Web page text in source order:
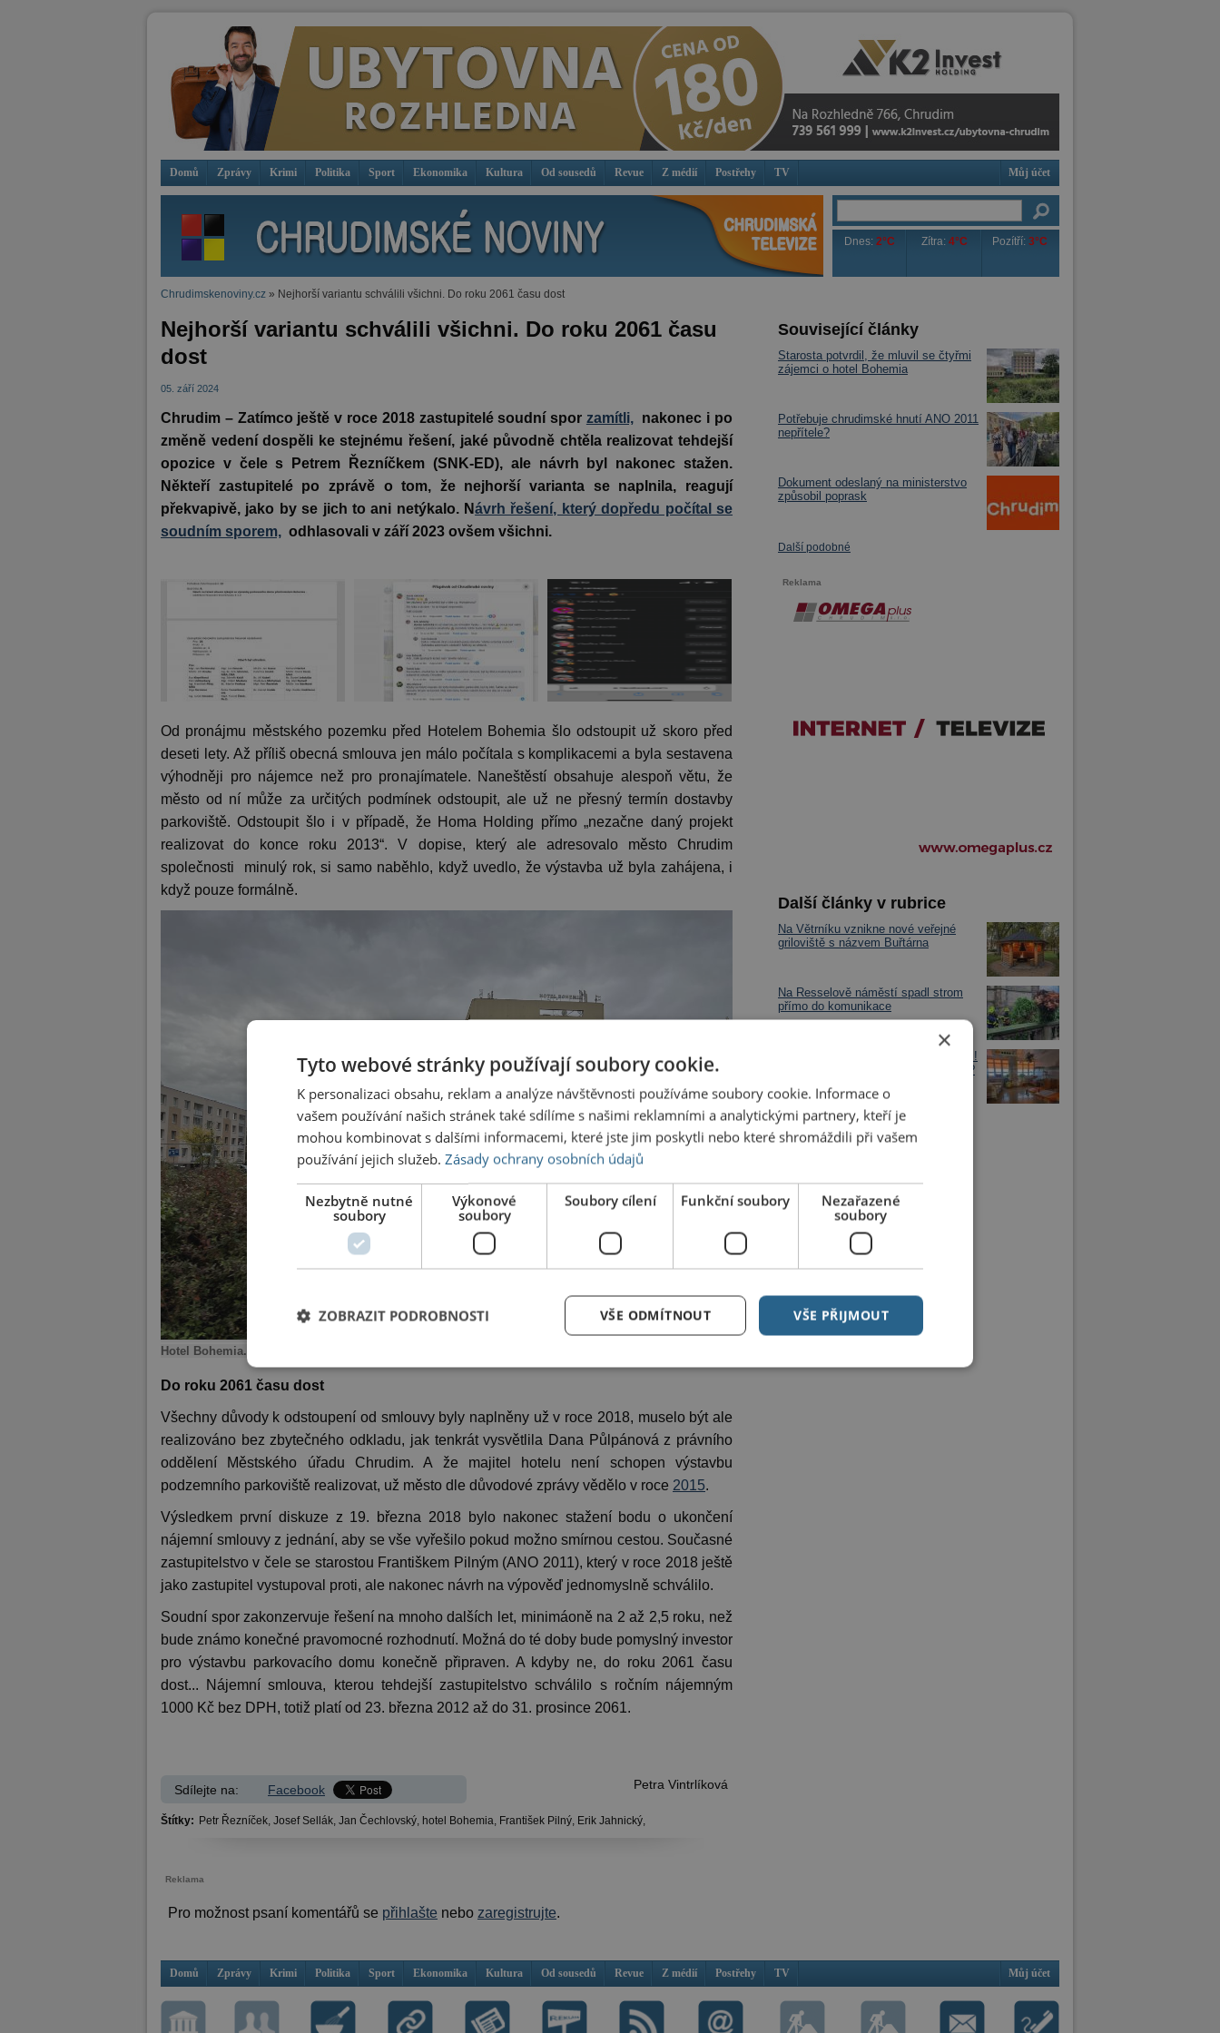
Domů Zprávy Krimi Politika Sport Ekonomika Kultura Od sousedů Revue Z médií Postřehy TV Můj účet
Dnes:2°C Zítra:4°C Pozítří: 3°C
Chrudimskenoviny.cz » Nejhorší variantu schválili všichni. Do roku 2061 času dost
Nejhorší variantu schválili všichni. Do roku 2061 času
dost
05. září 2024
Chrudim – Zatímco ještě v roce 2018 zastupitelé soudní spor zamítli,nakonec i po
změně vedení dospěli ke stejnému řešení, jaké původně chtěla realizovat tehdejší
opozice v čele s Petrem Řezníčkem (SNK-ED), ale návrh byl nakonec stažen.
Někteří zastupitelé po zprávě o tom, že nejhorší varianta se naplnila, reagují
překvapivě, jako by se jich to ani netýkalo. Návrh řešení, který dopředu počítal se
soudním sporem, odhlasovali v září 2023 ovšem všichni.
Od pronájmu městského pozemku před Hotelem Bohemia šlo odstoupit už skoro před
deseti lety. Až příliš obecná smlouva jen málo počítala s komplikacemi a byla sestavena
výhodněji pro nájemce než pro pronajímatele. Naneštěstí obsahuje alespoň větu, že
město od ní může za určitých podmínek odstoupit, ale už ne přesný termín dostavby
parkoviště. Odstoupit šlo i v případě, že Homa Holding přímo „nezačne daný projekt
realizovat do konce roku 2013“. V dopise, který ale adresovalo město Chrudim
společnosti minulý rok, si samo naběhlo, když uvedlo, že výstavba už byla zahájena, i
když pouze formálně.
Hotel Bohemia. Foto: Chrudimské noviny
Do roku 2061 času dost
Všechny důvody k odstoupení od smlouvy byly naplněny už v roce 2018, muselo být ale
realizováno bez zbytečného odkladu, jak tenkrát vysvětlila Dana Půlpánová z právního
oddělení Městského úřadu Chrudim. A že majitel hotelu není schopen výstavbu
podzemního parkoviště realizovat, už město dle důvodové zprávy vědělo v roce 2015.
Výsledkem první diskuze z 19. března 2018 bylo nakonec stažení bodu o ukončení
nájemní smlouvy z jednání, aby se vše vyřešilo pokud možno smírnou cestou. Současné
zastupitelstvo v čele se starostou Františkem Pilným (ANO 2011), který v roce 2018 ještě
jako zastupitel vystupoval proti, ale nakonec návrh na výpověď jednomyslně schválilo.
Soudní spor zakonzervuje řešení na mnoho dalších let, minimáoně na 2 až 2,5 roku, než
bude známo konečné pravomocné rozhodnutí. Možná do té doby bude pomyslný investor
pro výstavbu parkovacího domu konečně připraven. A kdyby ne, do roku 2061 času
dost... Nájemní smlouva, kterou tehdejší zastupitelstvo schválilo s ročním nájemným
1000 Kč bez DPH, totiž platí od 23. března 2012 až do 31. prosince 2061.
Petra Vintrlíková
Sdílejte na: Facebook
Štítky: Petr Řezníček, Josef Sellák, Jan Čechlovský, hotel Bohemia, František Pilný, Erik Jahnický,
Reklama
Pro možnost psaní komentářů se přihlašte nebo zaregistrujte.
Související články
Starosta potvrdil, že mluvil se čtyřmi
zájemci o hotel Bohemia
Potřebuje chrudimské hnutí ANO 2011
nepřítele?
Dokument odeslaný na ministerstvo
způsobil poprask
Další podobné
Reklama
Další články v rubrice
Na Větrníku vznikne nové veřejné
griloviště s názvem Buřtárna
Na Resselově náměstí spadl strom
přímo do komunikace
První půlrok přinesl nárůst porodnosti!
Jak je na tom chrudimská porodnice?
Domů Zprávy Krimi Politika Sport Ekonomika Kultura Od sousedů Revue Z médií Postřehy TV Můj účet
×
Tyto webové stránky používají soubory cookie.
K personalizaci obsahu, reklam a analýze návštěvnosti používáme soubory cookie. Informace o
vašem používání našich stránek také sdílíme s našimi reklamními a analytickými partnery, kteří je
mohou kombinovat s dalšími informacemi, které jste jim poskytli nebo které shromáždili při vašem
používání jejich služeb. Zásady ochrany osobních údajů
Nezbytně nutné
soubory
Výkonové
soubory
Soubory cílení Funkční soubory
Nezařazené
soubory
VŠE PŘIJMOUT
VŠE ODMÍTNOUT
ZOBRAZIT PODROBNOSTI